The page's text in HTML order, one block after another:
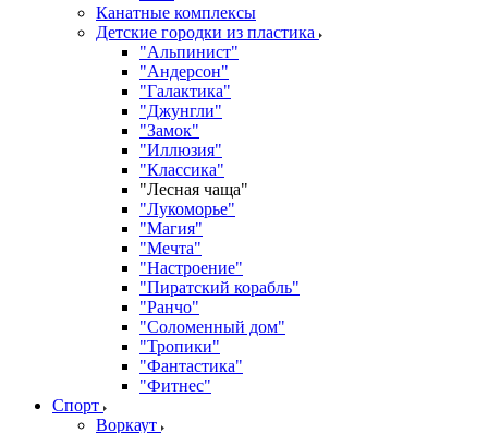
Канатные комплексы
Детские городки из пластика
"Альпинист"
"Андерсон"
"Галактика"
"Джунгли"
"Замок"
"Иллюзия"
"Классика"
"Лесная чаща"
"Лукоморье"
"Магия"
"Мечта"
"Настроение"
"Пиратский корабль"
"Ранчо"
"Соломенный дом"
"Тропики"
"Фантастика"
"Фитнес"
Спорт
Воркаут